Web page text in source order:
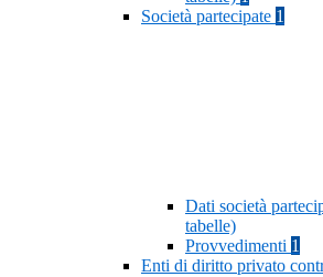
Società partecipate 1
Dati società
tabelle)
Provvedimenti 1
Enti di diritto privato